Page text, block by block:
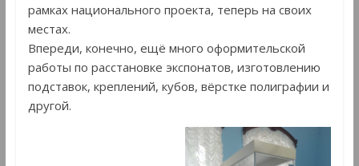
рамках национального проекта, теперь на своих
местах.
Впереди, конечно, ещё много оформительской
работы по расстановке экспонатов, изготовлению
подставок, креплений, кубов, вёрстке полиграфии и
другой.